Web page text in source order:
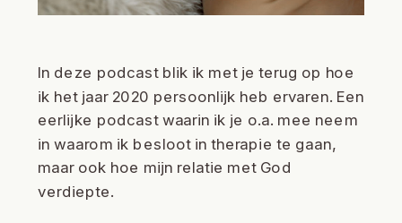
In deze podcast blik ik met je terug op hoe
ik het jaar 2020 persoonlijk heb ervaren. Een
eerlijke podcast waarin ik je o.a. mee neem
in waarom ik besloot in therapie te gaan,
maar ook hoe mijn relatie met God
verdiepte.